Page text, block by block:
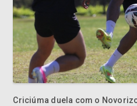
Criciúma duela com o